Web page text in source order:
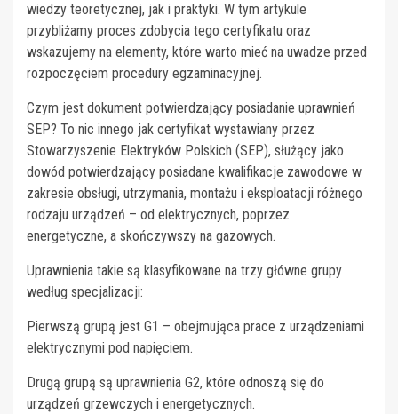
wiedzy teoretycznej, jak i praktyki. W tym artykule
przybliżamy proces zdobycia tego certyfikatu oraz
wskazujemy na elementy, które warto mieć na uwadze przed
rozpoczęciem procedury egzaminacyjnej.
Czym jest dokument potwierdzający posiadanie uprawnień
SEP? To nic innego jak certyfikat wystawiany przez
Stowarzyszenie Elektryków Polskich (SEP), służący jako
dowód potwierdzający posiadane kwalifikacje zawodowe w
zakresie obsługi, utrzymania, montażu i eksploatacji różnego
rodzaju urządzeń – od elektrycznych, poprzez
energetyczne, a skończywszy na gazowych.
Uprawnienia takie są klasyfikowane na trzy główne grupy
według specjalizacji:
Pierwszą grupą jest G1 – obejmująca prace z urządzeniami
elektrycznymi pod napięciem.
Drugą grupą są uprawnienia G2, które odnoszą się do
urządzeń grzewczych i energetycznych.